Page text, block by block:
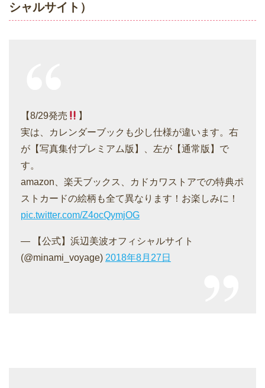
シャルサイト）
【8/29発売
】
実は、カレンダーブックも少し仕様が違います。右
が【写真集付プレミアム版】、左が【通常版】で
す。
amazon、楽天ブックス、カドカワストアでの特典ポ
ストカードの絵柄も全て異なります！お楽しみに！
pic.twitter.com/Z4ocQymjOG
— 【公式】浜辺美波オフィシャルサイト
(@minami_voyage) 2018年8月27日